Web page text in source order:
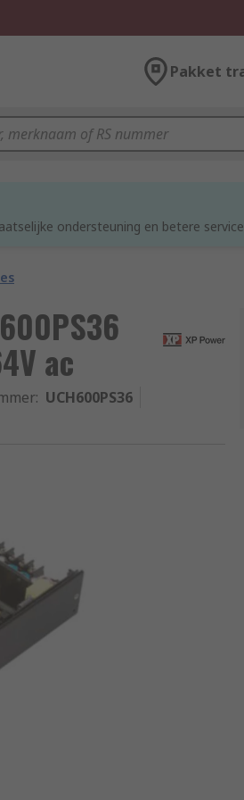
Pakket
ondersteuning en betere
ac
: UCH600PS36